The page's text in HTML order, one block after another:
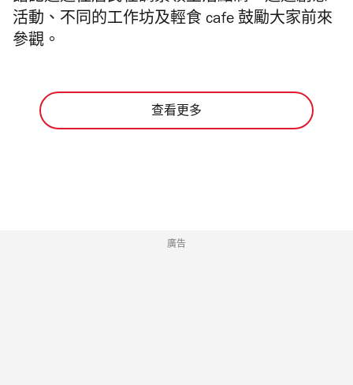
活動、 不同的工作坊及輕食 cafe 鼓勵大家前來
參觀。
查看更多
廣告